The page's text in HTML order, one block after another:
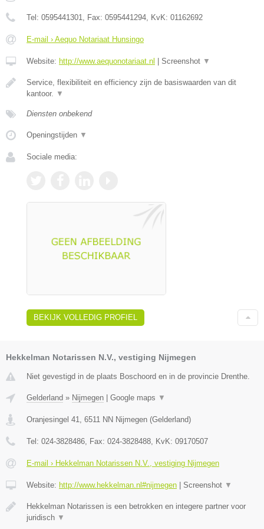
Tel: 0595441301 , Fax: 0595441294 , KvK: 01162692
E-mail › Aequo Notariaat Hunsingo
Website: http://www.aequonotariaat.nl | Screenshot ▼
Service, flexibiliteit en efficiency zijn de basiswaarden van dit
kantoor.
▼
Diensten onbekend
Openingstijden ▼
Sociale media:
BEKIJK VOLLEDIG PROFIEL
Hekkelman Notarissen N.V., vestiging Nijmegen
Niet gevestigd in de plaats Boschoord en in de provincie Drenthe.
Gelderland » Nijmegen Google maps ▼
Oranjesingel 41, 6511 NN Nijmegen (Gelderland)
Tel: 024-3828486, Fax: 024-3828488, KvK: 09170507
E-mail › Hekkelman Notarissen N.V., vestiging Nijmegen
Website: http://www.hekkelman.nl#nijmegen Screenshot ▼
Hekkelman Notarissen is een betrokken en integere partner voor
juridisch ▼